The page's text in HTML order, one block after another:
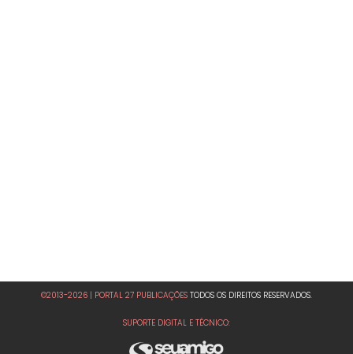
©2013-2026 | PORTAL 27 PUBLICAÇÕES TODOS OS DIREITOS RESERVADOS.
SUPORTE DIGITAL E TÉCNICO: